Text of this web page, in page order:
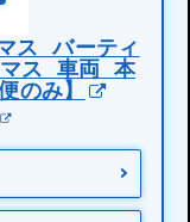
ス バーティ
マス 車両 本
み】